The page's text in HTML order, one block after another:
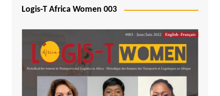
Logis-T Africa Women 003